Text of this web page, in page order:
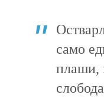
само
плаши,